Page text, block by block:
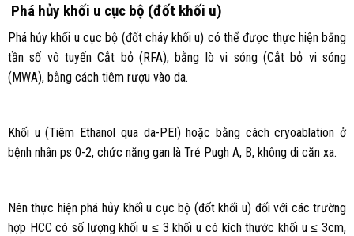
Phá hủy khối u cục bộ (đốt khối u)
Phá hủy khối u cục bộ (đốt cháy khối u) có thể được thực hiện bằng
tần số vô tuyến Cắt bỏ (RFA), bằng lò vi sóng (Cắt bỏ vi sóng
(MWA), bằng cách tiêm rượu vào da.
Khối u (Tiêm Ethanol qua da-PEI) hoặc bằng cách cryoablation ở
bệnh nhân ps 0-2, chức năng gan là Trẻ Pugh A, B, không di căn xa.
Nên thực hiện phá hủy khối u cục bộ (đốt khối u) đối với các trường
hợp HCC có số lượng khối u ≤ 3 khối u có kích thước khối u ≤ 3cm,